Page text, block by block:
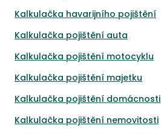
Kalkulačka havarijního pojištění
Kalkulačka pojištění auta
Kalkulačka pojištění motocyklu
Kalkulačka pojištění majetku
Kalkulačka pojištění domácnosti
Kalkulačka pojištění nemovitosti